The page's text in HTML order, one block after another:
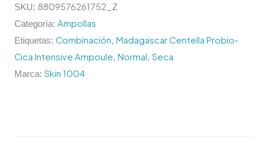
Ampoule
50ml.
cantidad
SKU: 8809576261752_Z
Categoría: Ampollas
Etiquetas: Combinación, Madagascar Centella Probio-
Cica Intensive Ampoule, Normal, Seca
Marca: Skin 1004